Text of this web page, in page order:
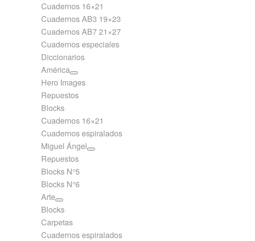
Cuadernos 16×21
Cuadernos AB3 19×23
Cuadernos AB7 21×27
Cuadernos especiales
Diccionarios
América
Hero Images
Repuestos
Blocks
Cuadernos 16×21
Cuadernos espiralados
Miguel Ángel
Repuestos
Blocks N°5
Blocks N°6
Arte
Blocks
Carpetas
Cuadernos espiralados